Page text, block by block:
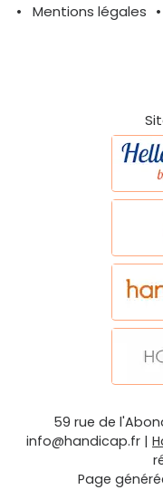
Mentions légales
59 rue de
info@handicap.fr |
Page